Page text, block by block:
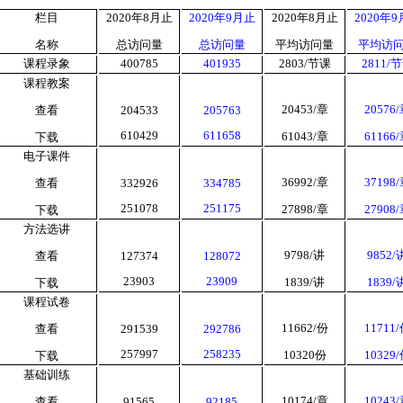
栏目
名称
2020年8 月止
总访问量
2020年9 月止
总访问量
2020年8 月止
平均访问量
2020年9
平均访
课程录象
400785 401935 2803/节课 2811/
课程教案
查看
下载
204533
610429
205763
611658
20453/章
61043/章
20576/
61166/
电子课件
查看
下载
332926
251078
334785
251175
36992/章
27898/章
37198/
27908/
方法选讲
查看
下载
127374
23903
128072
23909
9798/讲
1839/讲
9852/
1839/
课程试卷
查看
下载
291539
257997
292786
258235
11662/份
10320份
11711/
10329/
基础训练